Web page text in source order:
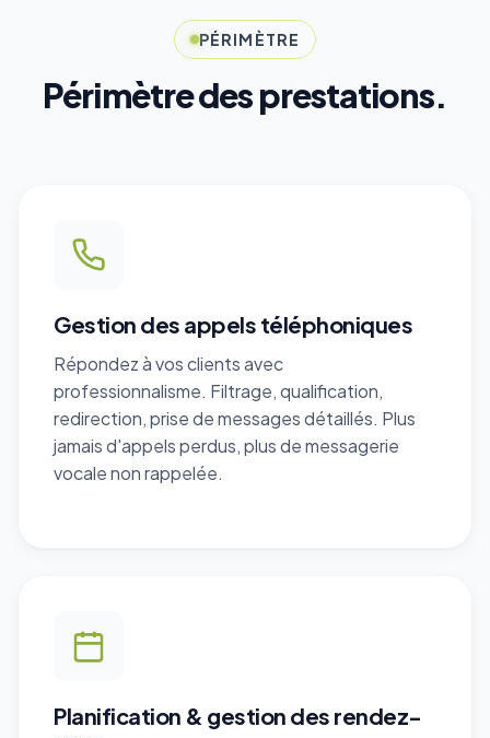
PÉRIMÈTRE
Périmètre des prestations.
Gestion des appels téléphoniques
Répondez à vos clients avec
professionnalisme. Filtrage, qualification,
redirection, prise de messages détaillés. Plus
jamais d'appels perdus, plus de messagerie
vocale non rappelée.
Planification & gestion des rendez-